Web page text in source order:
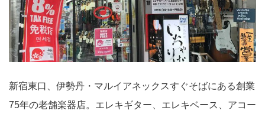
新宿東口、伊勢丹・マルイアネックスすぐそばにある創業
75年の老舗楽器店。エレキギター、エレキベース、アコー